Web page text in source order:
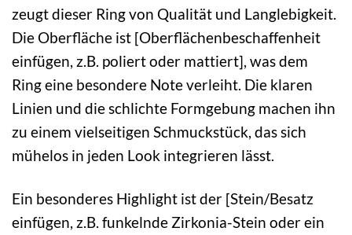
zeugt dieser Ring von Qualität und Langlebigkeit.
Die Oberfläche ist [Oberflächenbeschaffenheit
einfügen, z.B. poliert oder mattiert], was dem
Ring eine besondere Note verleiht. Die klaren
Linien und die schlichte Formgebung machen ihn
zu einem vielseitigen Schmuckstück, das sich
mühelos in jeden Look integrieren lässt.
Ein besonderes Highlight ist der [Stein/Besatz
einfügen, z.B. funkelnde Zirkonia-Stein oder ein